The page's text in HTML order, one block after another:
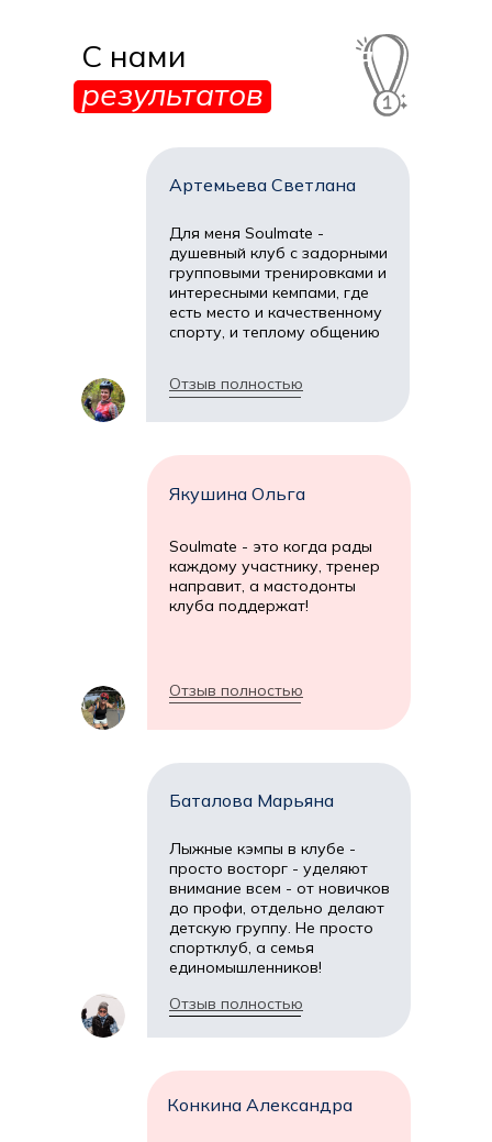
С нами
добиваются
результатов
Якушина Ольга
Soulmate - это когда рады
каждому участнику, тренер
направит, а мастодонты
клуба поддержат!
Отзыв полностью
Артемьева Светлана
Для меня Soulmate -
душевный клуб с задорными
групповыми тренировками и
интересными кемпами, где
есть место и качественному
спорту, и теплому общению
Отзыв полностью
Конкина Александра
Лыжные кэмпы в клубе -
просто восторг - уделяют
внимание всем - от новичков
до профи, отдельно делают
детскую группу. Не просто
спортклуб, а семья
единомышленников!
Отзыв полностью
Баталова Марьяна